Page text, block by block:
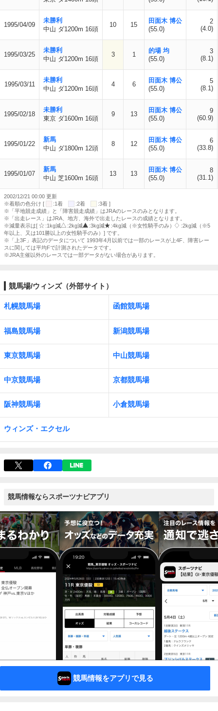
1995/04/09
未勝利
中山 ダ1200m 16頭
10 15
田面木 博公
(55.0)
2
(4.0)
1995/03/25
未勝利
中山 ダ1200m 16頭
3 1
的場 均
(55.0)
3
(8.1)
1995/03/11
未勝利
中山 ダ1200m 16頭
4 6
田面木 博公
(55.0)
5
(8.1)
1995/02/18
未勝利
東京 ダ1600m 16頭
9 13
田面木 博公
(55.0)
9
(60.9)
1995/01/22
新馬
中山 ダ1800m 12頭
8 12
田面木 博公
(55.0)
6
(33.8)
1995/01/07
新馬
中山 芝1600m 16頭
13 13
田面木 博公
(55.0)
8
(31.1)
2002/12/21 00:00 更新
※着順の色分け [
:1着 :2着
:3着 ]
※「平地競走成績」と「障害競走成績」はJRAのレースのみとなります。
※「出走レース」はJRA、地方、海外で出走したレースの成績となります。
※減量表示は[
:1kg減 :2kg減 :3kg減 :4kg減（※女性騎手のみ）
:2kg減（※5
年以上、又は101勝以上の女性騎手のみ）] です。
※「上3F」表記のデータについて 1993年4月以前では一部のレースが上4F、障害レー
スに関しては平均Fで計測されたデータです。
※JRA主催以外のレースでは一部データがない場合があります。
競馬場/ウィンズ（外部サイト）
札幌競馬場 函館競馬場
福島競馬場 新潟競馬場
東京競馬場 中山競馬場
中京競馬場 京都競馬場
阪神競馬場 小倉競馬場
ウィンズ・エクセル
競馬情報ならスポーツナビアプリ
競馬情報をアプリで見る